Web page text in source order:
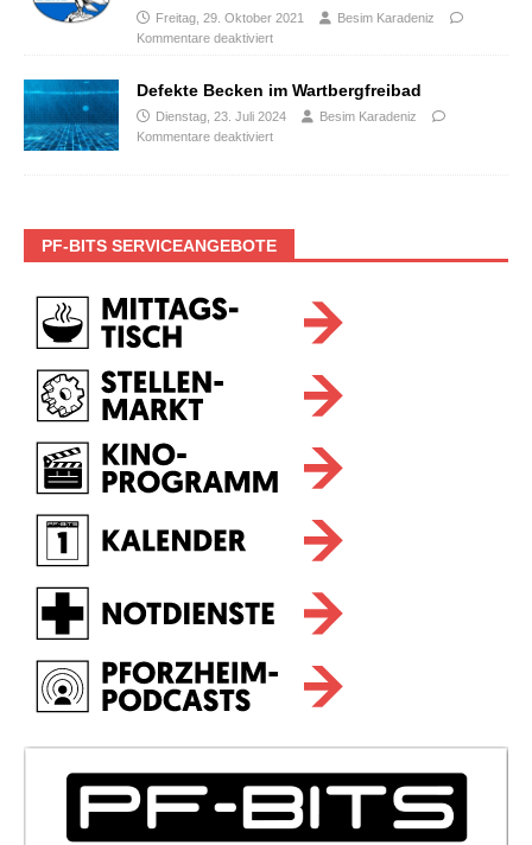
Freitag, 29. Oktober 2021
Besim Karadeniz
Kommentare deaktiviert
Defekte Becken im Wartbergfreibad
Dienstag, 23. Juli 2024
Besim Karadeniz
Kommentare deaktiviert
PF-BITS SERVICEANGEBOTE